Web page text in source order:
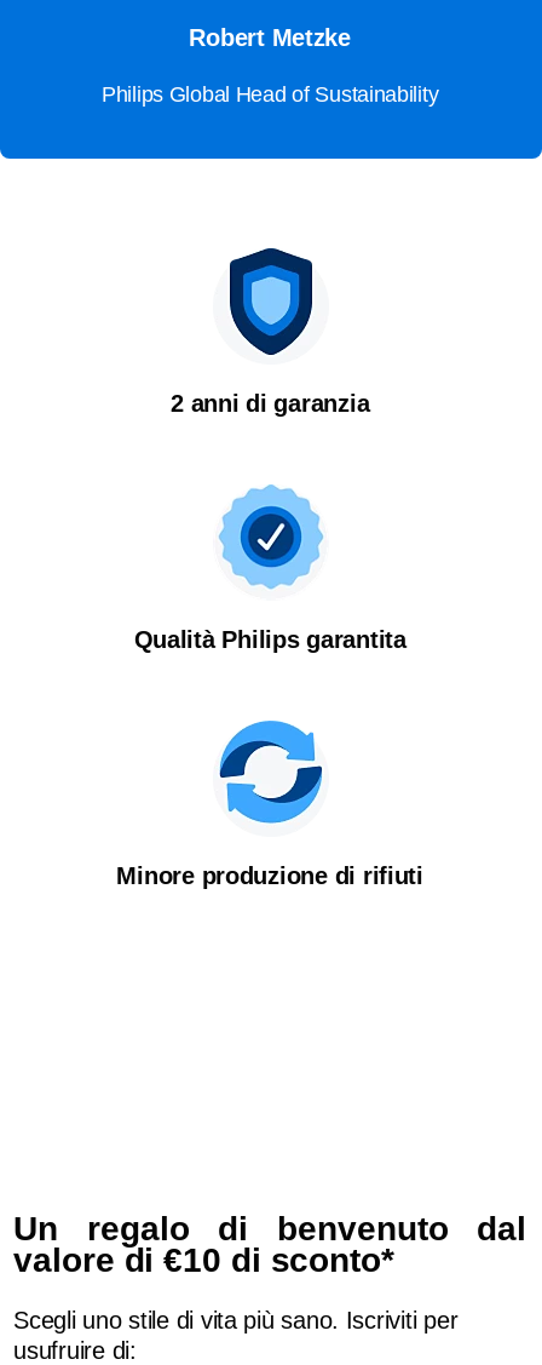
Robert Metzke
Philips Global Head of Sustainability
2 anni di garanzia
Qualità Philips garantita
Minore produzione di rifiuti
La qualità merita una seconda
Scopri perché offriamo prodotti Philips ricondizionati
Un regalo di benvenuto dal
valore di €10 di sconto*
Scegli uno stile di vita più sano. Iscriviti per
usufruire di: